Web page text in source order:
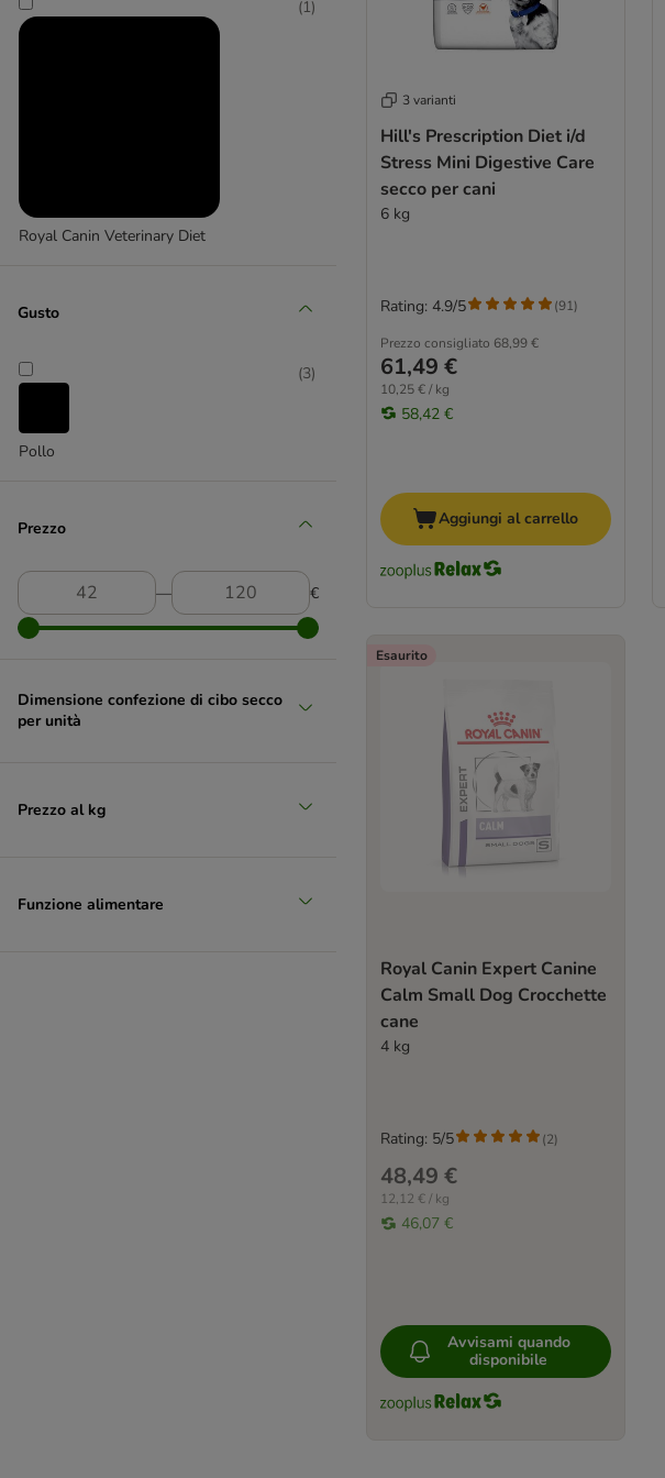
Sovrappeso
Alimenti umidi senza cereali
Alimenti biologici
Alimenti per cani sterilizzati
Convalescenza e recupero
Royal Canin Veterinary Diet
(1)
Gusto
Pollo
(3)
Prezzo
― €
Dimensione confezione di cibo secco
per unità
Prezzo al kg
Funzione alimentare
3 varianti
Hill's Prescription Diet i/d
Stress Mini Digestive Care
secco per cani
6 kg
Prezzo consigliato 68,99 €
61,49 €
10,25 € / kg
58,42 €
Rating: 4.9/5 (91)
Aggiungi al carrello
Esaurito
Royal Canin Expert Canine
Calm Small Dog Crocchette
cane
4 kg
48,49 €
12,12 € / kg
46,07 €
Rating: 5/5 (2)
Avvisami quando
disponibile